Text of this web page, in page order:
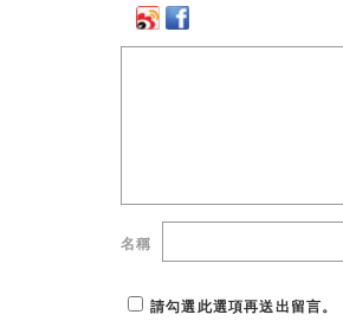
名稱
請勾選此選項再送出留言。